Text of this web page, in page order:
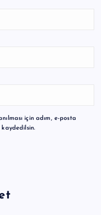
için adım, e-posta